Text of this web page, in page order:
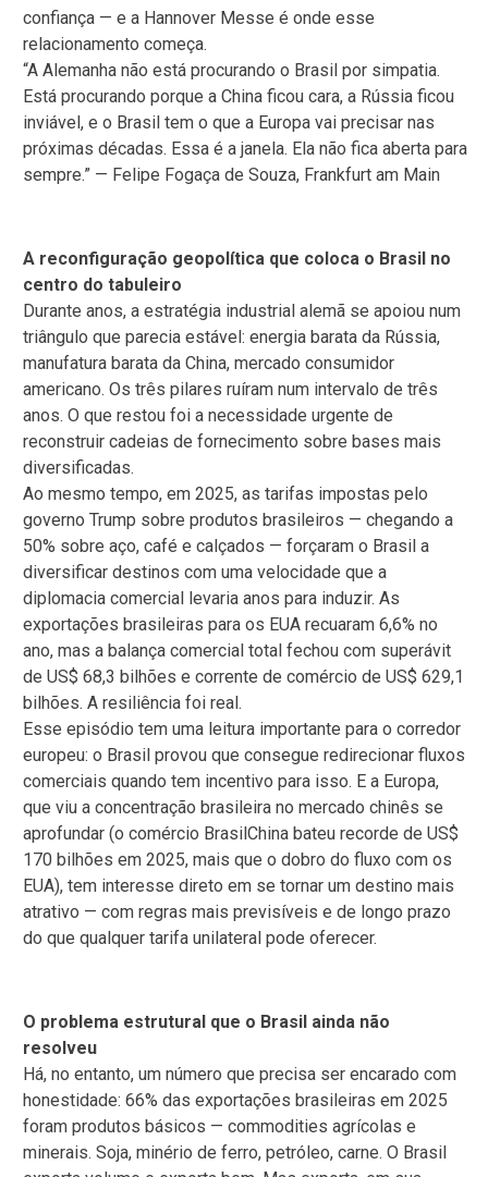
confiança — e a Hannover Messe é onde esse
relacionamento começa.
“A Alemanha não está procurando o Brasil por simpatia.
Está procurando porque a China ficou cara, a Rússia ficou
inviável, e o Brasil tem o que a Europa vai precisar nas
próximas décadas. Essa é a janela. Ela não fica aberta para
sempre.” — Felipe Fogaça de Souza, Frankfurt am Main
A reconfiguração geopolítica que coloca o Brasil no
centro do tabuleiro
Durante anos, a estratégia industrial alemã se apoiou num
triângulo que parecia estável: energia barata da Rússia,
manufatura barata da China, mercado consumidor
americano. Os três pilares ruíram num intervalo de três
anos. O que restou foi a necessidade urgente de
reconstruir cadeias de fornecimento sobre bases mais
diversificadas.
Ao mesmo tempo, em 2025, as tarifas impostas pelo
governo Trump sobre produtos brasileiros — chegando a
50% sobre aço, café e calçados — forçaram o Brasil a
diversificar destinos com uma velocidade que a
diplomacia comercial levaria anos para induzir. As
exportações brasileiras para os EUA recuaram 6,6% no
ano, mas a balança comercial total fechou com superávit
de US$ 68,3 bilhões e corrente de comércio de US$ 629,1
bilhões. A resiliência foi real.
Esse episódio tem uma leitura importante para o corredor
europeu: o Brasil provou que consegue redirecionar fluxos
comerciais quando tem incentivo para isso. E a Europa,
que viu a concentração brasileira no mercado chinês se
aprofundar (o comércio BrasilChina bateu recorde de US$
170 bilhões em 2025, mais que o dobro do fluxo com os
EUA), tem interesse direto em se tornar um destino mais
atrativo — com regras mais previsíveis e de longo prazo
do que qualquer tarifa unilateral pode oferecer.
O problema estrutural que o Brasil ainda não
resolveu
Há, no entanto, um número que precisa ser encarado com
honestidade: 66% das exportações brasileiras em 2025
foram produtos básicos — commodities agrícolas e
minerais. Soja, minério de ferro, petróleo, carne. O Brasil